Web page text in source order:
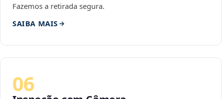
Fazemos a retirada segura.
SAIBA MAIS
06